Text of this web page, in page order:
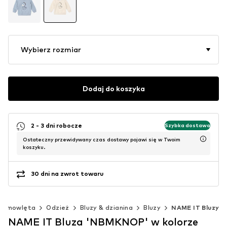
Wybierz rozmiar
Dodaj do koszyka
2 - 3 dni robocze Szybka dostawa
Ostateczny przewidywany czas dostawy pojawi się w Twoim
koszyku.
30 dni na zwrot towaru
Odzież Bluzy & dzianina Bluzy NAME IT Bluzy
NAME IT Bluza 'NBMKNOP' w kolorze